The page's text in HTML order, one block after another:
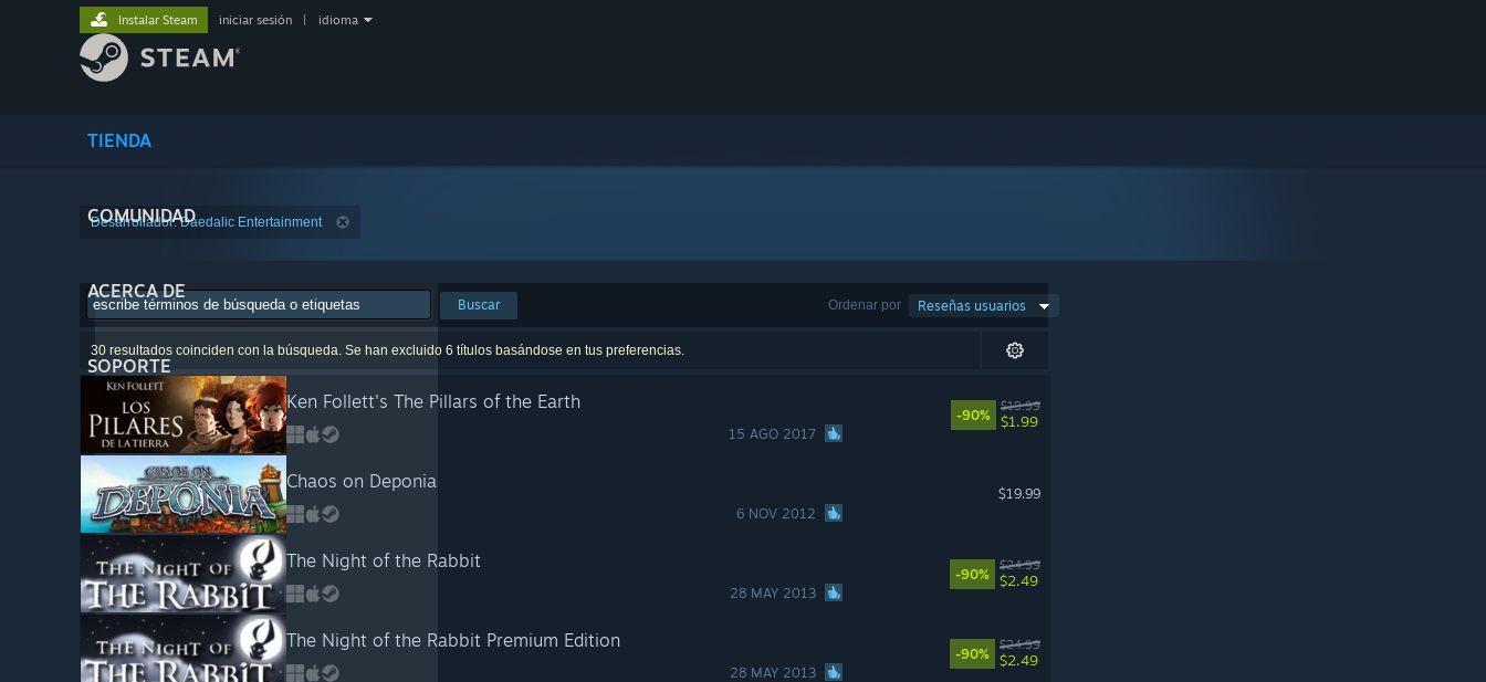
TIENDA
COMUNIDAD
ACERCA DE
SOPORTE
Instalar Steam iniciar sesión idioma
Desarrollador: Daedalic Entertainment
Ordenar por Reseñas usuarios
Buscar
30 resultados coinciden con la búsqueda. Se han excluido 6 títulos basándose en tus preferencias.
Ken Follett's The Pillars of the Earth
15 AGO 2017
-90%
$19.99
$1.99
Chaos on Deponia
6 NOV 2012
$19.99
The Night of the Rabbit
28 MAY 2013
-90%
$24.99
$2.49
The Night of the Rabbit Premium Edition
28 MAY 2013
-90%
$24.99
$2.49